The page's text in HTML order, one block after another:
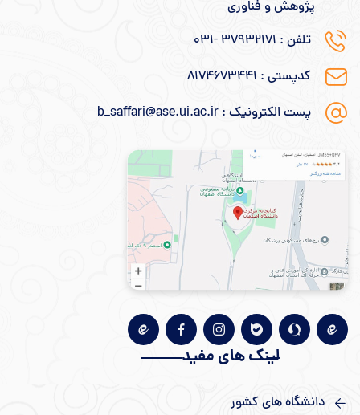
پژوهش و فناوری
تلفن : ۳۷۹۳۲۱۷۱ -031
کدپستی : ۸۱۷۴۶۷۳۴۴۱
پست الکترونیک : b_saffari@ase.ui.ac.ir
لینک های مفید
دانشگاه های کشور